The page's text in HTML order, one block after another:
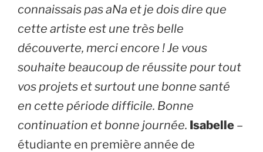
connaissais pas aNa et je dois dire que
cette artiste est une très belle
découverte, merci encore ! Je vous
souhaite beaucoup de réussite pour tout
vos projets et surtout une bonne santé
en cette période difficile. Bonne
continuation et bonne journée. Isabelle –
étudiante en première année de